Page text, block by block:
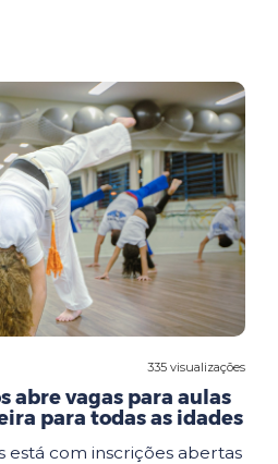
335 visualizações
abre vagas para aulas
para todas as idades
está com inscrições abertas